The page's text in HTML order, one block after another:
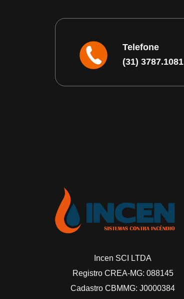
Telefone
(31) 3787.1081
Incen SCI LTDA
Registro CREA-MG: 088145
Cadastro CBMMG: J0000384